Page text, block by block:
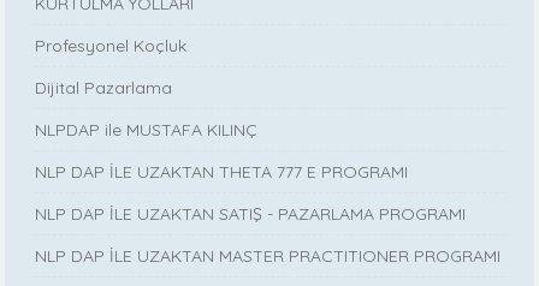
Profesyonel Koçluk
Dijital Pazarlama
NLPDAP ile MUSTAFA KILINÇ
NLP DAP İLE UZAKTAN THETA 777 E PROGRAMI
NLP DAP İLE UZAKTAN SATIŞ - PAZARLAMA PROGRAMI
NLP DAP İLE UZAKTAN MASTER PRACTITIONER PROGRAMI